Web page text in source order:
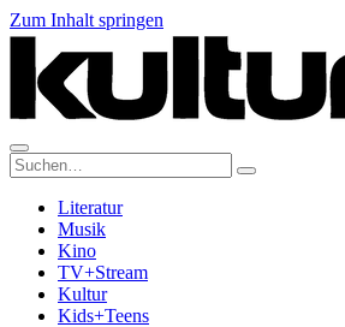
Zum Inhalt springen
Suche:
Literatur
Musik
Kino
TV+Stream
Kultur
Kids+Teens